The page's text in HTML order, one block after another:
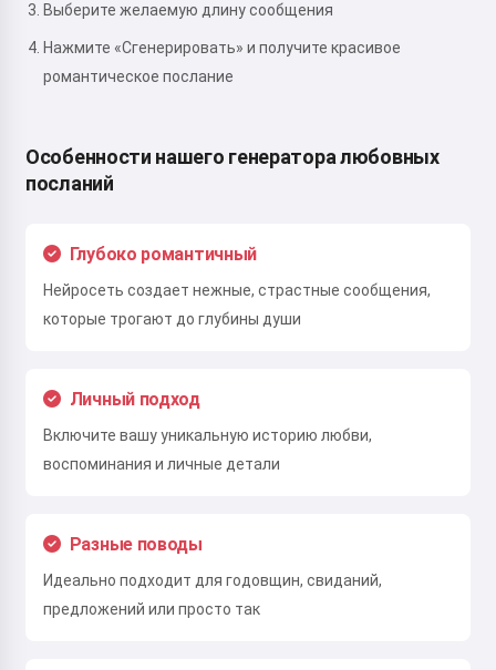
Выберите желаемую длину сообщения
Нажмите «Сгенерировать» и получите красивое
романтическое послание
Особенности нашего генератора любовных
посланий
Глубоко романтичный
Нейросеть создает нежные, страстные сообщения,
которые трогают до глубины души
Личный подход
Включите вашу уникальную историю любви,
воспоминания и личные детали
Разные поводы
Идеально подходит для годовщин, свиданий,
предложений или просто так